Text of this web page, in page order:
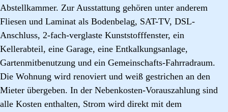
Abstellkammer. Zur Ausstattung gehören unter anderem
Fliesen und Laminat als Bodenbelag, SAT-TV, DSL-
Anschluss, 2-fach-verglaste Kunststofffenster, ein
Kellerabteil, eine Garage, eine Entkalkungsanlage,
Gartenmitbenutzung und ein Gemeinschafts-Fahrradraum.
Die Wohnung wird renoviert und weiß gestrichen an den
Mieter übergeben. In der Nebenkosten-Vorauszahlung sind
alle Kosten enthalten, Strom wird direkt mit dem